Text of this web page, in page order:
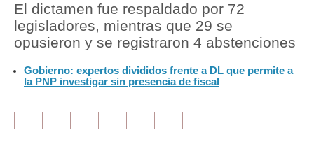
Política
Tu Dinero
Finanzas Personales
Inmobiliarias
El dictamen fue respaldado por 72
legisladores, mientras que 29 se
opusieron y se registraron 4 abstenciones
Gobierno: expertos divididos frente a DL que permite a
la PNP investigar sin presencia de fiscal